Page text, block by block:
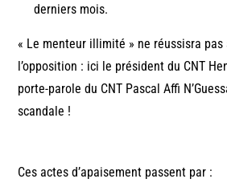
derniers mois.
« Le menteur illimité » ne réussisra pas
l’opposition : ici le président du CNT
porte-parole du CNT Pascal Affi
scandale !
Ces actes d’apaisement passent par :